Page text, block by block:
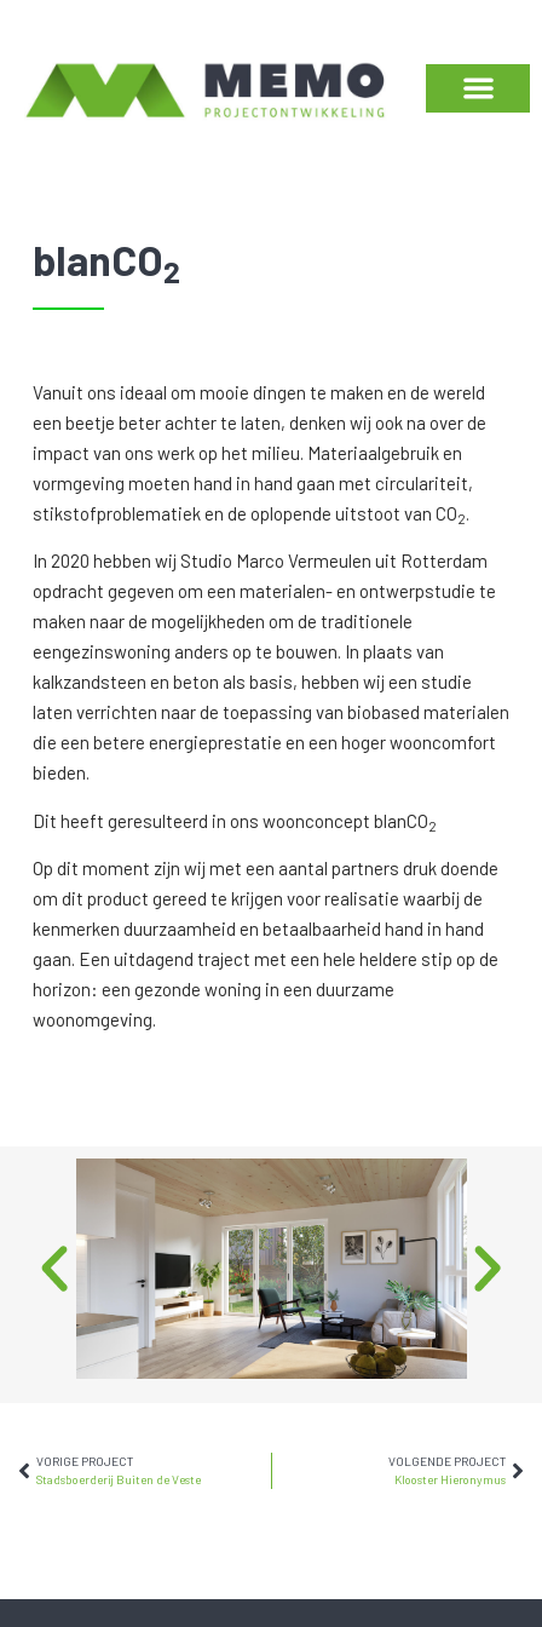
blanCO2
Vanuit ons ideaal om mooie dingen te maken en de wereld
een beetje beter achter te laten, denken wij ook na over de
impact van ons werk op het milieu. Materiaalgebruik en
vormgeving moeten hand in hand gaan met circulariteit,
stikstofproblematiek en de oplopende uitstoot van CO2.
In 2020 hebben wij Studio Marco Vermeulen uit Rotterdam
opdracht gegeven om een materialen- en ontwerpstudie te
maken naar de mogelijkheden om de traditionele
eengezinswoning anders op te bouwen. In plaats van
kalkzandsteen en beton als basis, hebben wij een studie
laten verrichten naar de toepassing van biobased materialen
die een betere energieprestatie en een hoger wooncomfort
bieden.
Dit heeft geresulteerd in ons woonconcept blanCO2
Op dit moment zijn wij met een aantal partners druk doende
om dit product gereed te krijgen voor realisatie waarbij de
kenmerken duurzaamheid en betaalbaarheid hand in hand
gaan. Een uitdagend traject met een hele heldere stip op de
horizon: een gezonde woning in een duurzame
woonomgeving.
VORIGE PROJECT
Stadsboerderij Buiten de Veste
VOLGENDE PROJECT
Klooster Hieronymus